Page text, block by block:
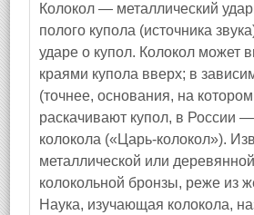
Колокол — металлический
полого купола (источника
ударе о купол. Колокол может
краями купола вверх; в
(точнее, основания, на
раскачивают купол, в России
колокола («Царь-колокол»).
металлической или
колокольной бронзы, реже из
Наука, изучающая колокола,